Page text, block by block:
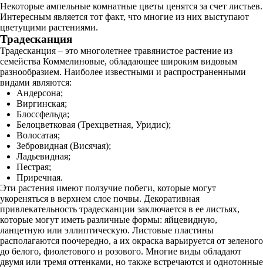
Некоторые ампельные комнатные цветы ценятся за счет листьев.
Интересным является тот факт, что многие из них выступают
цветущими растениями.
Традесканция
Традесканция – это многолетнее травянистое растение из
семейства Коммелиновые, обладающее широким видовым
разнообразием. Наиболее известными и распространенными
видами являются:
Андерсона;
Виргинская;
Блоссфельда;
Белоцветковая (Трехцветная, Уридис);
Волосатая;
Зебровидная (Висячая);
Ладьевидная;
Пестрая;
Приречная.
Эти растения имеют ползучие побеги, которые могут
укореняться в верхнем слое почвы. Декоративная
привлекательность традесканции заключается в ее листьях,
которые могут иметь различные формы: яйцевидную,
ланцетную или эллиптическую. Листовые пластины
располагаются поочередно, а их окраска варьируется от зеленого
до белого, фиолетового и розового. Многие виды обладают
двумя или тремя оттенками, но также встречаются и однотонные